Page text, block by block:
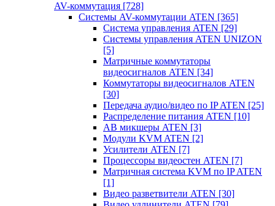
AV-коммутация [728]
Системы AV-коммутации ATEN [365]
Система управления ATEN [29]
Системы управления ATEN UNIZON
[5]
Матричные коммутаторы
видеосигналов ATEN [34]
Коммутаторы видеосигналов ATEN
[30]
Передача аудио/видео по IP ATEN [25]
Распределение питания ATEN [10]
АВ микшеры ATEN [3]
Модули KVM ATEN [2]
Усилители ATEN [7]
Процессоры видеостен ATEN [7]
Матричная система KVM по IP ATEN
[1]
Видео разветвители ATEN [30]